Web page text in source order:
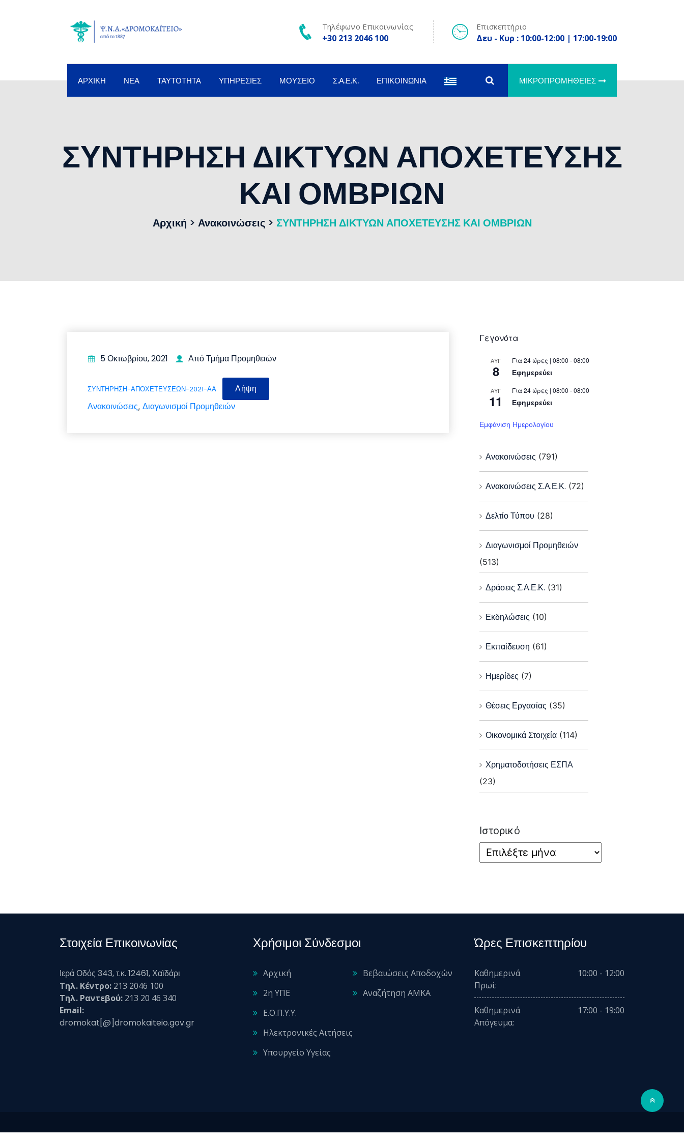
Τηλέφωνο Επικοινωνίας
+30 213 2046 100
Επισκεπτήριο
Δευ - Κυρ : 10:00-12:00 | 17:00-19:00
ΑΡΧΙΚΉ ΝΈΑ ΤΑΥΤΌΤΗΤΑ ΥΠΗΡΕΣΊΕΣ ΜΟΥΣΕΊΟ Σ.Α.Ε.Κ. ΕΠΙΚΟΙΝΩΝΊΑ ΜΙΚΡΟΠΡΟΜΉΘΕΙΕΣ
ΣΥΝΤΗΡΗΣΗ ΔΙΚΤΥΩΝ ΑΠΟΧΕΤΕΥΣΗΣ
ΚΑΙ ΟΜΒΡΙΩΝ
Αρχική > Ανακοινώσεις> ΣΥΝΤΗΡΗΣΗ ΔΙΚΤΥΩΝ ΑΠΟΧΕΤΕΥΣΗΣ ΚΑΙ ΟΜΒΡΙΩΝ
5 Οκτωβρίου, 2021 Από Τμήμα Προμηθειών
ΣΥΝΤΗΡΗΣΗ-ΑΠΟΧΕΤΕΥΣΕΩΝ-2021-ΑΑ
Λήψη
Ανακοινώσεις, Διαγωνισμοί Προμηθειών
Γεγονότα
ΑΥΓ
8
Για 24 ώρες | 08:00 - 08:00
Εφημερεύει
ΑΥΓ
11
Για 24 ώρες | 08:00 - 08:00
Εφημερεύει
Εμφάνιση Ημερολογίου
Ανακοινώσεις (791)
Ανακοινώσεις Σ.Α.Ε.Κ. (72)
Δελτίο Τύπου (28)
Διαγωνισμοί Προμηθειών
(513)
Δράσεις Σ.Α.Ε.Κ. (31)
Εκδηλώσεις (10)
Εκπαίδευση (61)
Ημερίδες (7)
Θέσεις Εργασίας (35)
Οικονομικά Στοιχεία (114)
Χρηματοδοτήσεις ΕΣΠΑ
(23)
Ιστορικό
Στοιχεία Επικοινωνίας
Ιερά Οδός 343, τ.κ. 12461, Χαϊδάρι
Τηλ. Κέντρο: 213 2046 100
Τηλ. Ραντεβού: 213 20 46 340
Email:
dromokat[@]dromokaiteio.gov.gr
Χρήσιμοι Σύνδεσμοι
Αρχική
2η ΥΠΕ
Ε.Ο.Π.Υ.Υ.
Ηλεκτρονικές Αιτήσεις
Υπουργείο Υγείας
Βεβαιώσεις Αποδοχών
Αναζήτηση ΑΜΚΑ
Ώρες Επισκεπτηρίου
Καθημερινά
Πρωί:
10:00 - 12:00
Καθημερινά
Απόγευμα:
17:00 - 19:00